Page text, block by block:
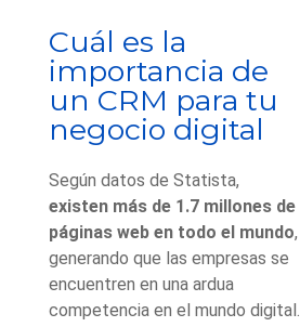
Cuál es la
importancia de
un CRM para tu
negocio digital
Según datos de Statista,
existen más de 1.7 millones de
páginas web en todo el mundo,
generando que las empresas se
encuentren en una ardua
competencia en el mundo digital.